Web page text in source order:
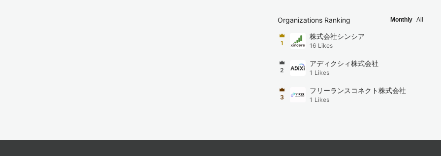
Organizations Ranking Monthly All
1
株式会社シンシア
16 Likes
2
アディクシィ株式会社
1 Likes
3
フリーランスコネクト株式会社
1 Likes